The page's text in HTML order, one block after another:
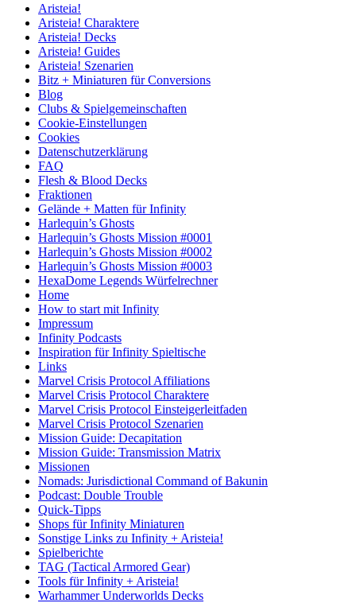
Aristeia!
Aristeia! Charaktere
Aristeia! Decks
Aristeia! Guides
Aristeia! Szenarien
Bitz + Miniaturen für Conversions
Blog
Clubs & Spielgemeinschaften
Cookie-Einstellungen
Cookies
Datenschutzerklärung
FAQ
Flesh & Blood Decks
Fraktionen
Gelände + Matten für Infinity
Harlequin’s Ghosts
Harlequin’s Ghosts Mission #0001
Harlequin’s Ghosts Mission #0002
Harlequin’s Ghosts Mission #0003
HexaDome Legends Würfelrechner
Home
How to start mit Infinity
Impressum
Infinity Podcasts
Inspiration für Infinity Spieltische
Links
Marvel Crisis Protocol Affiliations
Marvel Crisis Protocol Charaktere
Marvel Crisis Protocol Einsteigerleitfaden
Marvel Crisis Protocol Szenarien
Mission Guide: Decapitation
Mission Guide: Transmission Matrix
Missionen
Nomads: Jurisdictional Command of Bakunin
Podcast: Double Trouble
Quick-Tipps
Shops für Infinity Miniaturen
Sonstige Links zu Infinity + Aristeia!
Spielberichte
TAG (Tactical Armored Gear)
Tools für Infinity + Aristeia!
Warhammer Underworlds Decks